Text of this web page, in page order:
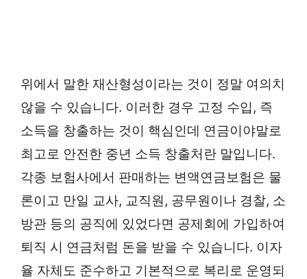
위에서 말한 재산형성이라는 것이 정말 여의치
않을 수 있습니다. 이러한 경우 고정 수입, 즉
소득을 창출하는 것이 핵심인데 연금이야말로
최고로 안전한 중년 소득 창출처란 말입니다.
각종 보험사에서 판매하는 변액연금보험은 물
론이고 만일 교사, 교직원, 공무원이나 경찰, 소
방관 등의 공직에 있었다면 공제회에 가입하여
퇴직 시 연금처럼 돈을 받을 수 있습니다. 이자
율 자체도 준수하고 기본적으로 복리로 운영되